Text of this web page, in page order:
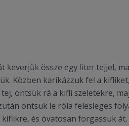
keverjük össze egy liter tejjel,
Közben karikázzuk fel a
öntsük rá a kifli szeletekre,
öntsük le róla felesleges
és óvatosan forgassuk